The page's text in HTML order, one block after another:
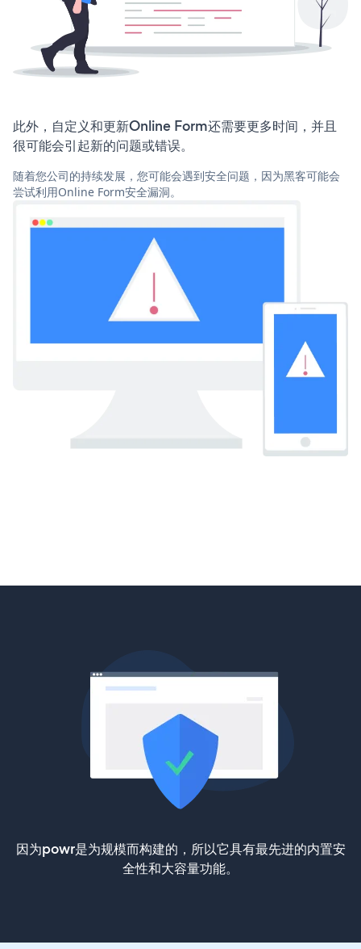
此外，自定义和更新Online Form还需要更多时间，并且
很可能会引起新的问题或错误。
随着您公司的持续发展，您可能会遇到安全问题，因为黑客可能会
尝试利用Online Form安全漏洞。
因为powr是为规模而构建的，所以它具有最先进的内置安
全性和大容量功能。